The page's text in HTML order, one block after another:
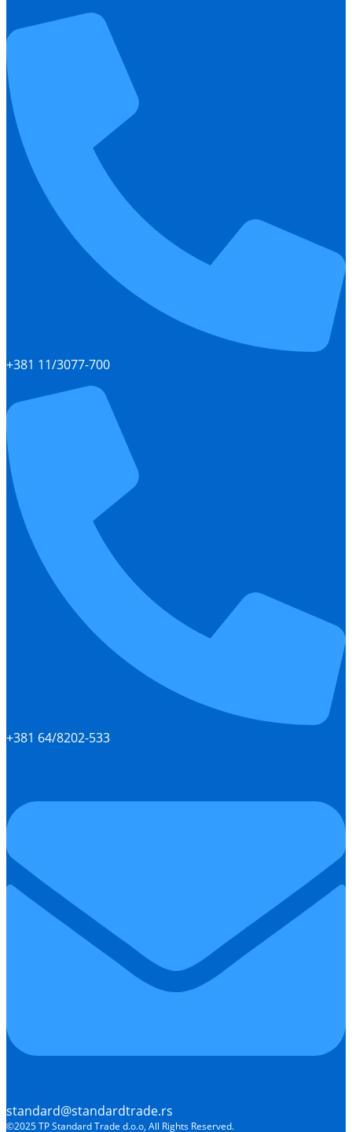
+381 11/3077-700
+381 64/8202-533
standard@standardtrade.rs
©2025 TP Standard Trade d.o.o, All Rights Reserved.